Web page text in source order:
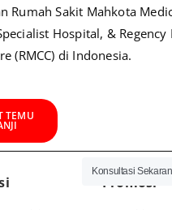
Rumah Sakit Mahkota
Hospital, & Regency
(RMCC) di Indonesia.
TEMU
Promosi
Konsultasi